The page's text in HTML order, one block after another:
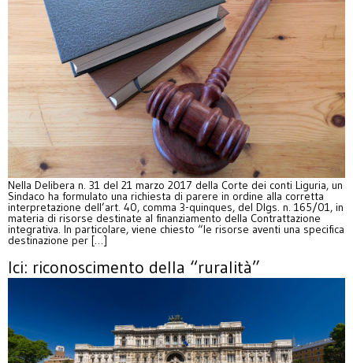
Nella Delibera n. 31 del 21 marzo 2017 della Corte dei conti Liguria, un
Sindaco ha formulato una richiesta di parere in ordine alla corretta
interpretazione dell’art. 40, comma 3-quinques, del Dlgs. n. 165/01, in
materia di risorse destinate al finanziamento della Contrattazione
integrativa. In particolare, viene chiesto “le risorse aventi una specifica
destinazione per […]
Ici: riconoscimento della “ruralità”